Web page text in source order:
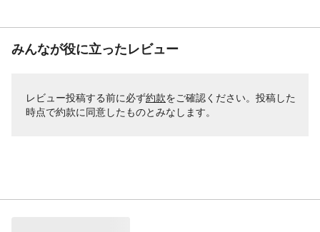
みんなが役に立ったレビュー
レビュー投稿する前に必ず約款をご確認ください。投稿した
時点で約款に同意したものとみなします。